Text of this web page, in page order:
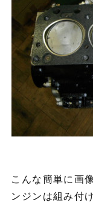
こんな簡単に画
ンジンは組み付